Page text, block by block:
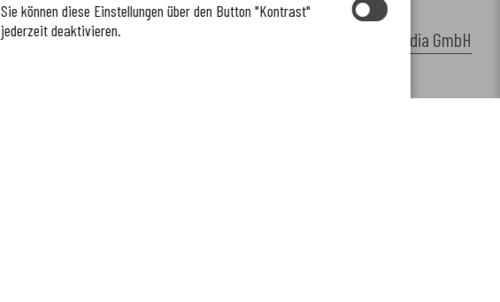
cm citymedia GmbH
Sie können diese Einstellungen über den Button "Kontrast"
jederzeit deaktivieren.